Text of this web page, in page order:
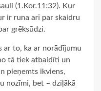
(1.Kor.11:32). Kur
ir runa arī par skaidru
grēksūdzi.
ar to, ka ar norādījumu
tā tiek atbaidīti un
pieņemts ikviens,
nozīmi, bet – dziļākā